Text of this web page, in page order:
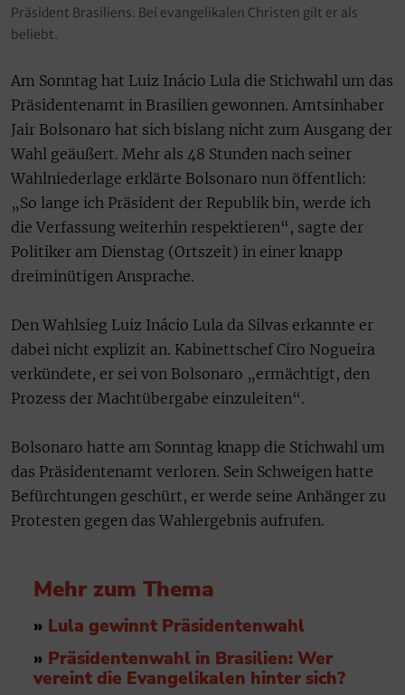
Präsident Brasiliens. Bei evangelikalen Christen gilt er als
beliebt.
Am Sonntag hat Luiz Inácio Lula die Stichwahl um das
Präsidentenamt in Brasilien gewonnen. Amtsinhaber
Jair Bolsonaro hat sich bislang nicht zum Ausgang der
Wahl geäußert. Mehr als 48 Stunden nach seiner
Wahlniederlage erklärte Bolsonaro nun öffentlich:
„So lange ich Präsident der Republik bin, werde ich
die Verfassung weiterhin respektieren“, sagte der
Politiker am Dienstag (Ortszeit) in einer knapp
dreiminütigen Ansprache.
Den Wahlsieg Luiz Inácio Lula da Silvas erkannte er
dabei nicht explizit an. Kabinettschef Ciro Nogueira
verkündete, er sei von Bolsonaro „ermächtigt, den
Prozess der Machtübergabe einzuleiten“.
Bolsonaro hatte am Sonntag knapp die Stichwahl um
das Präsidentenamt verloren. Sein Schweigen hatte
Befürchtungen geschürt, er werde seine Anhänger zu
Protesten gegen das Wahlergebnis aufrufen.
Mehr zum Thema
» Lula gewinnt Präsidentenwahl
» Präsidentenwahl in Brasilien: Wer
vereint die Evangelikalen hinter sich?